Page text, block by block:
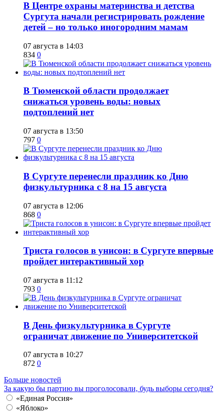
​В Центре охраны материнства и детства
Сургута начали регистрировать рождение
детей – но только иногородним мамам
07 августа в 14:03
834 0
​В Тюменской области продолжает
снижаться уровень воды: новых
подтоплений нет
07 августа в 13:50
797 0
​В Сургуте перенесли праздник ко Дню
физкультурника с 8 на 15 августа
07 августа в 12:06
868 0
​Триста голосов в унисон: в Сургуте впервые
пройдет интерактивный хор
07 августа в 11:12
793 0
​В День физкультурника в Сургуте
ограничат движение по Университетской
07 августа в 10:27
872 0
Больше новостей
За какую бы партию вы проголосовали, будь выборы сегодня?
«Единая Россия»
«Яблоко»